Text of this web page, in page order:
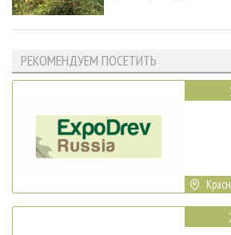
РЕКОМЕНДУЕМ ПОСЕТИТЬ